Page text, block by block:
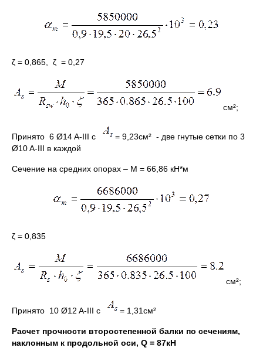
ζ = 0,865, ζ = 0,27
см²;
Принято 6 Ø14 A-III с
= 9,23см² - две гнутые сетки по 3
Ø10 A-III в каждой
Сечение на средних опорах – М = 66,86 кН*м
ζ = 0,835
см²;
Принято 10 Ø12 A-III с = 1,31см²
Расчет прочности второстепенной балки по сечениям,
наклонным к продольной оси, Q = 87кН